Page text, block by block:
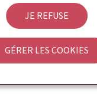
JE REFUSE
GÉRER LES COOKIES
10
e (82.864),
et la France 28
par sous-
de la manière